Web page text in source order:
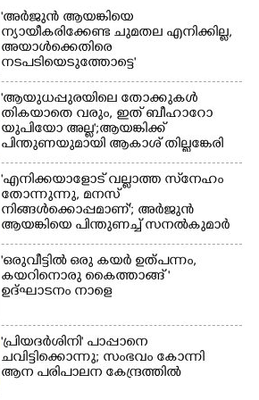
'അർജുൻ ആയങ്കിയെ
ന്യായീകരിക്കേണ്ട ചുമതല എനിക്കില്ല,
അയാൾക്കെതിരെ
നടപടിയെടുത്തോട്ടെ'
'ആയുധപ്പുരയിലെ തോക്കുകൾ
തികയാതെ വരും, ഇത് ബീഹാറോ
യുപിയോ അല്ല';ആയങ്കിക്ക്
പിന്തുണയുമായി ആകാശ് തില്ലങ്കേരി
'എനിക്കയാളോട് വല്ലാത്ത സ്‌നേഹം
തോന്നുന്നു, മനസ്
നിങ്ങൾക്കൊപ്പമാണ്'; അർജുൻ
ആയങ്കിയെ പിന്തുണച്ച് സനൽകുമാർ
'ഒരുവീട്ടിൽ ഒരു കയർ ഉത്പന്നം,
കയറിനൊരു കൈത്താങ്ങ് '
ഉദ്ഘാടനം നാളെ
'പ്രിയദർശിനി' പാപ്പാനെ
ചവിട്ടിക്കൊന്നു; സംഭവം കോന്നി
ആന പരിപാലന കേന്ദ്രത്തിൽ